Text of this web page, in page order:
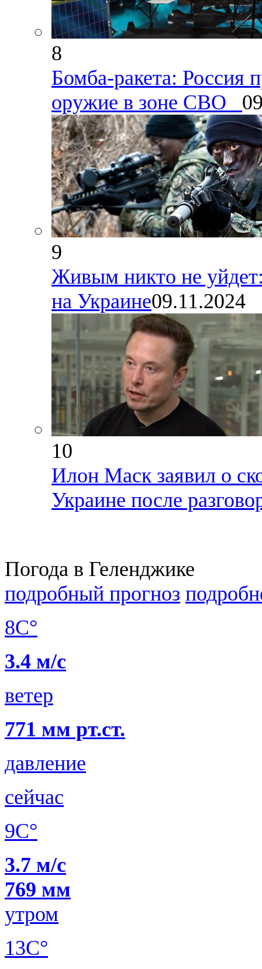
8
Бомба-ракета: Россия
оружие в зоне СВО
9
Живым никто не
на Украине09.11.2024
10
Илон Маск заявил о
Украине после
Погода в Геленджике
подробный прогноз
8C°
3.4 м/с
ветер
771 мм рт.ст.
давление
сейчас
9C°
3.7 м/с
769 мм
утром
13C°